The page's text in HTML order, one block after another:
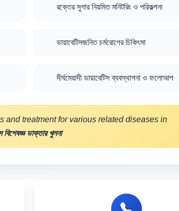
রক্তের সুগার নিয়মিত মনিটরিং ও পরিকল্পনা
ডায়াবেটিসজনিত চর্মরোগের চিকিৎসা
দীর্ঘমেয়াদী ডায়াবেটিস ব্যবস্থাপনা ও ফলোআপ
and treatment for various related diseases in
বিশেষজ্ঞ ডাক্তার খুলনা